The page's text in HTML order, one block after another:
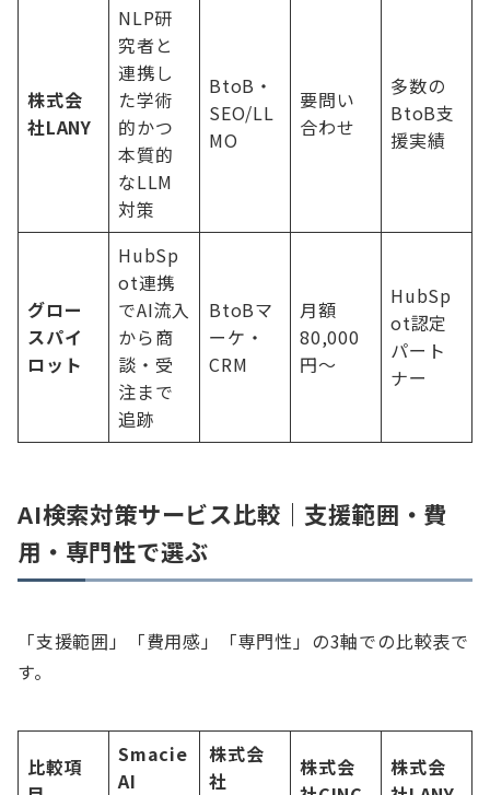
株式会
社LANY
NLP研
究者と
連携し
た学術
的かつ
本質的
なLLM
対策
BtoB・
SEO/LL
MO
要問い
合わせ
多数の
BtoB支
援実績
グロー
スパイ
ロット
HubSp
ot連携
でAI流入
から商
談・受
注まで
追跡
BtoBマ
ーケ・
CRM
月額
80,000
円〜
HubSp
ot認定
パート
ナー
AI検索対策サービス比較｜支援範囲・費
用・専門性で選ぶ
「支援範囲」「費用感」「専門性」の3軸での比較表で
す。
比較項
Smacie
AI
株式会
社
株式会
株式会